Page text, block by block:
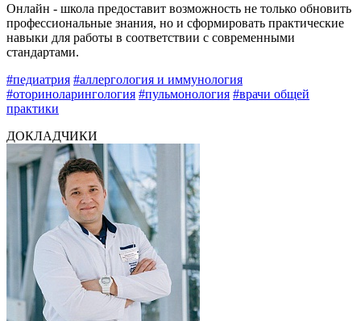
Онлайн - школа предоставит возможность не только обновить
профессиональные знания, но и сформировать практические
навыки для работы в соответствии с современными
стандартами.
#педиатрия #аллергология и иммунология
#оториноларингология #пульмонология #врачи общей
практики
ДОКЛАДЧИКИ